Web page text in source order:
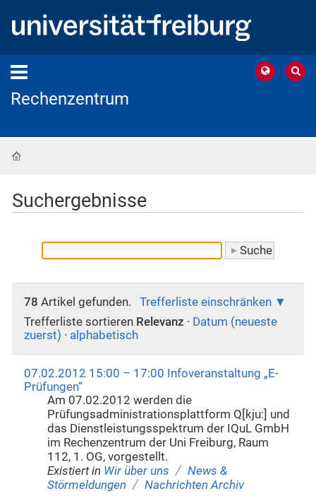
Rechenzentrum
Suchergebnisse
78 Artikel gefunden.
Trefferliste einschränken
Trefferliste sortieren Relevanz · Datum (neueste
zuerst) · alphabetisch
07.02.2012 15:00 – 17:00 Infoveranstaltung „E-
Prüfungen“
Am 07.02.2012 werden die
Prüfungsadministrationsplattform Q[kju:] und
das Dienstleistungsspektrum der IQuL GmbH
im Rechenzentrum der Uni Freiburg, Raum
112, 1. OG, vorgestellt.
Existiert in Wir über uns / News &
Störmeldungen / Nachrichten Archiv